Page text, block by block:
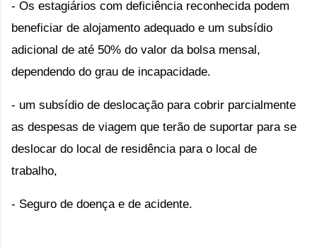
- Os estagiários com deficiência reconhecida podem
beneficiar de alojamento adequado e um subsídio
adicional de até 50% do valor da bolsa mensal,
dependendo do grau de incapacidade.
- um subsídio de deslocação para cobrir parcialmente
as despesas de viagem que terão de suportar para se
deslocar do local de residência para o local de
trabalho,
- Seguro de doença e de acidente.